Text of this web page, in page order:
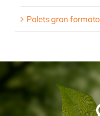
Palets gran formato